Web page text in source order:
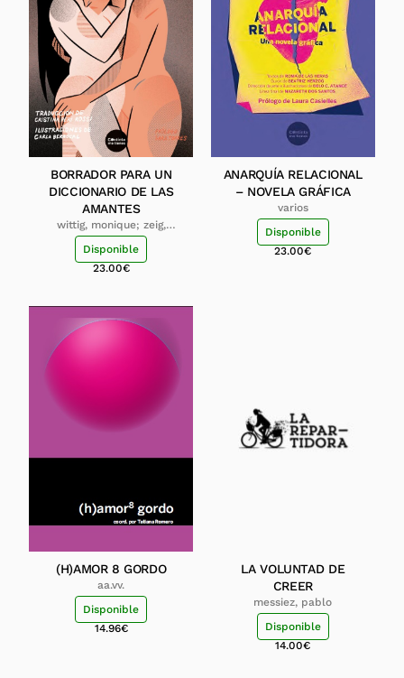
BORRADOR PARA UN
DICCIONARIO DE LAS
AMANTES
wittig, monique; zeig,
sande; berrocal, carla;
torres, sara
Disponible
23.00€
ANARQUÍA RELACIONAL
– NOVELA GRÁFICA
varios
Disponible
23.00€
(H)AMOR 8 GORDO
aa.vv.
Disponible
14.96€
LA VOLUNTAD DE
CREER
messiez, pablo
Disponible
14.00€